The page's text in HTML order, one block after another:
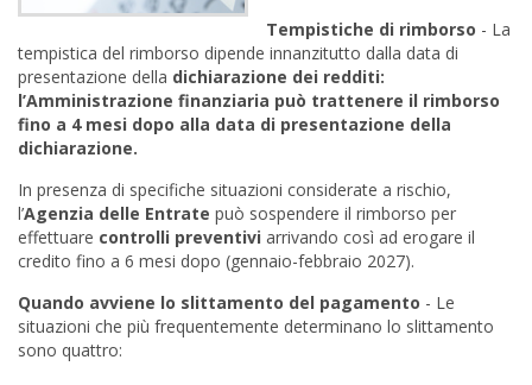
Tempistiche di rimborso - La
tempistica del rimborso dipende innanzitutto dalla data di
presentazione della dichiarazione dei redditi:
l’Amministrazione finanziaria può trattenere il rimborso
fino a 4 mesi dopo alla data di presentazione della
dichiarazione.
In presenza di specifiche situazioni considerate a rischio,
l’Agenzia delle Entrate può sospendere il rimborso per
effettuare controlli preventivi arrivando così ad erogare il
credito fino a 6 mesi dopo (gennaio-febbraio 2027).
Quando avviene lo slittamento del pagamento - Le
situazioni che più frequentemente determinano lo slittamento
sono quattro: